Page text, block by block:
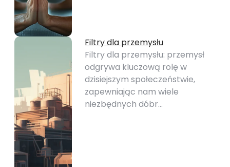
Filtry dla przemysłu
Filtry dla przemysłu: przemysł
odgrywa kluczową rolę w
dzisiejszym społeczeństwie,
zapewniając nam wiele
niezbędnych dóbr…